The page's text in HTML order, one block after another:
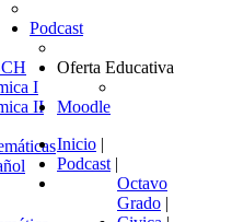
I
II
Podcast
Oferta Educativa
Moodle
Inicio |
Podcast |
Octavo
Grado |